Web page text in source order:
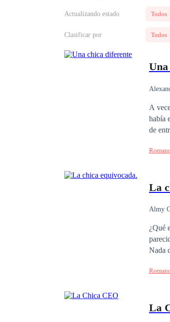
Actualizando estado Todos
Clasificar por Todos
A veces
había
de entrega. Todo empezó con una simple pregunta que desarmó
La
Almy
¿Qué
Nada
La